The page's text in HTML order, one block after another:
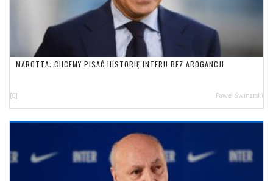
MAROTTA: CHCEMY PISAĆ HISTORIĘ INTERU BEZ AROGANCJI
[0] Paweł Świnarski